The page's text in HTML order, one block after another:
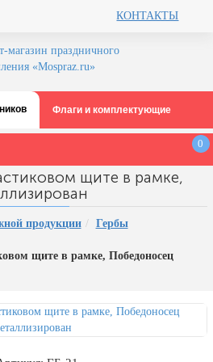
КОНТАКТЫ
Флаги и комплектующие
0
щите в рамке,
продукции
Гербы
щите в рамке, Победоносец